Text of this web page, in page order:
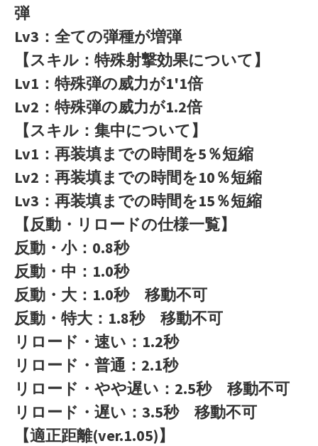
弾
Lv3：全ての弾種が増弾
【スキル：特殊射撃効果について】
Lv1：特殊弾の威力が1'1倍
Lv2：特殊弾の威力が1.2倍
【スキル：集中について】
Lv1：再装填までの時間を5％短縮
Lv2：再装填までの時間を10％短縮
Lv3：再装填までの時間を15％短縮
【反動・リロードの仕様一覧】
反動・小：0.8秒
反動・中：1.0秒
反動・大：1.0秒 移動不可
反動・特大：1.8秒 移動不可
リロード・速い：1.2秒
リロード・普通：2.1秒
リロード・やや遅い：2.5秒 移動不可
リロード・遅い：3.5秒 移動不可
【適正距離(ver.1.05)】